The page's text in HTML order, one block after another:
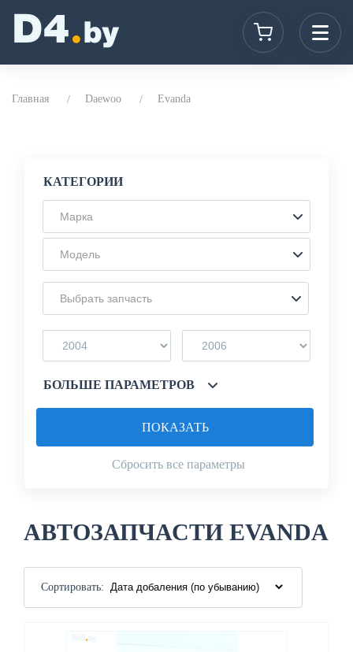
Главная Daewoo Evanda
КАТЕГОРИИ
Марка
Модель
Выбрать запчасть
БОЛЬШЕ ПАРАМЕТРОВ
Сбросить все параметры
ПОКАЗАТЬ
АВТОЗАПЧАСТИ EVANDA
Сортировать: